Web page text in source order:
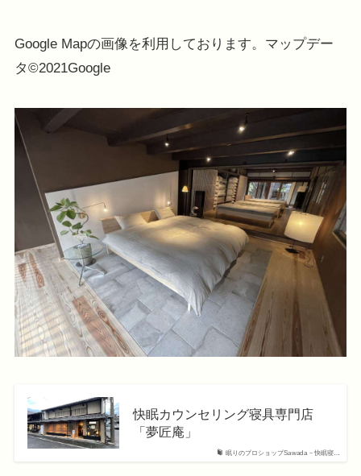
Google Mapの画像を利用しております。マップデー
タ©2021Google
眠りのプロショップSawada－快眠寝…
快眠カウンセリング寝具専門店
「夢匠庵」